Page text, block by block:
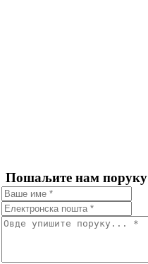
Пошаљите нам поруку